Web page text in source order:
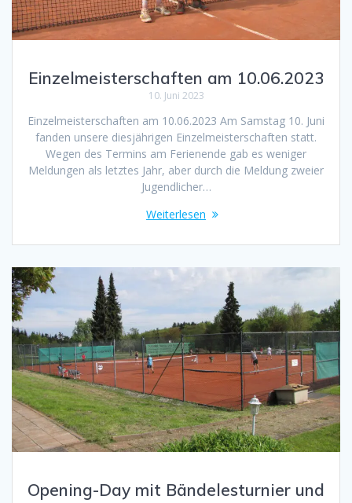
Einzelmeisterschaften am 10.06.2023
10. Juni 2023
Einzelmeisterschaften am 10.06.2023 Am Samstag 10. Juni
fanden unsere diesjährigen Einzelmeisterschaften statt.
Wegen des Termins am Ferienende gab es weniger
Meldungen als letztes Jahr, aber durch die Meldung zweier
Jugendlicher…
Weiterlesen
Opening-Day mit Bändelesturnier und